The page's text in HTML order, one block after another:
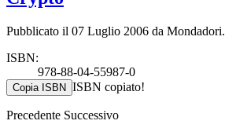
Pubblicato il 07 Luglio 2006 da Mondadori.
ISBN:
978-88-04-55987-0
Copia ISBN ISBN copiato!
Precedente Successivo